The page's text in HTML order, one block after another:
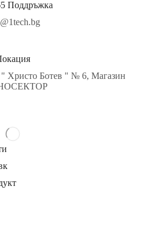
Лаптопи
Поддръжка
Христо Ботев " № 6, Магазин